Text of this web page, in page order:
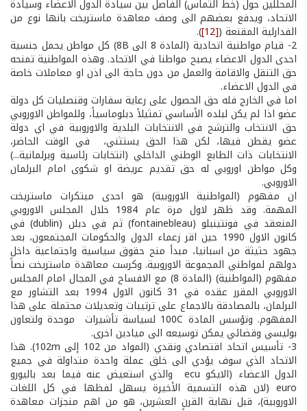
المحللين حول (خط التماس) الفاصل بين سيادة الدول الاعضاء وسيادة
الاتحاد، ويدفع بعضهم الى وصف معاهدة ماستريخت بانها نوع من
الفدارلية المقنعة ([12]
).
2- قيام مواطنية اتحادية (المادة 8 الى 8B) كل مواطن يحمل جنسية
احدى الدول الاعضاء يصبح مواطنا في الاتحاد. وهذه المواطنية تمنحه
حق التنقل والاقامة والعمل من دون حاجة الى اذن او معاملات خاصة
في الدول الاعضاء.
اما في الخارج فله حق الحصول على رعاية سفارات وقنصليات كل دولة
عضو اذا لم يكن لبلده الأساسي تمثيلاً دبلوماسياً، وللمواطن الاوروبي
حق الانتخاب والترشح في الانتخابات البلدية والاوروبية في اي دولة
عضو يقطن فيها، لكن هذا الحق يستثني، في الوقت الحاضر،
الانتخابات ذات الطابع الوطني الداخلي (انتخابات رئاسية وبرلمانية...)
وكل مواطن اوروبي له حق تقديم عريضة او شكوى امام البرلمان
الاوروبي.
ان مفهوم (المواطنية الاوروبية) هو احدى مبتكرات ماستريخت
المهمة. وقد ظهر لاول مرة عام 1984 خلال المجلس الاوروبي
المنعقد في فونتينبلو (fontainebleau) ثم في دبلن (dublin) في
كانون الاول 1990 حين اقر زعماء الدول والحكومات المجتمعون، بعد
جهود حثيثة من اسبانيا، مبدأ منح حقوق سياسية واجتماعية داخل
دولهم لمواطني المجموعة الاوروبية. وكرست معاهدة ماستريخت نصاً
مفهوم (المواطنية) (المادة 8) مع الافساح في المجال امام المجلس
الاوروبي المقرر عقده في 31 كانون الاول 1994 بعد التشاور مع
البرلمان، بالمصادقة بالاجماع على ترتيبات وتعديلات محتملة على هذا
المفهوم. وتؤسس المادة 100C لسياسة تأشيرات موحدة ولتعاون
بوليسي وقضائي يمكن توسيعه الى ميادين اخرى.
3- تأسيس اتحاد اقتصادي ونقدي (المواد من 102 إلى 102m). هذا
الاتحاد الذي سوف يؤدي الى خلق عملة واحدة متداولة في جميع
الدول الاعضاء (الايكو ecu والذي استعيض عنه فيما بعد باليورو
euro (لان هذه التسمية الأخيرة يسهل لفظها في كل اللغات
الاوروبية)، قبل نهاية القرن العشرين، هو من اهم منجزات معاهدة